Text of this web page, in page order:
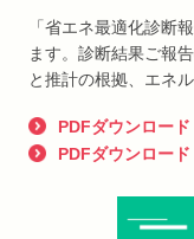
「省エネ最適化診断
ます。診断結果ご報
と推計の根拠、エネ
PDFダウンロード
PDFダウンロード